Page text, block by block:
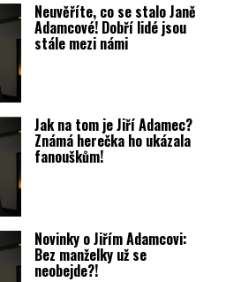
Neuvěříte, co se stalo Janě
Adamcové! Dobří lidé jsou
stále mezi námi
Jak na tom je Jiří Adamec?
Známá herečka ho ukázala
fanouškům!
Novinky o Jiřím Adamcovi:
Bez manželky už se
neobejde?!